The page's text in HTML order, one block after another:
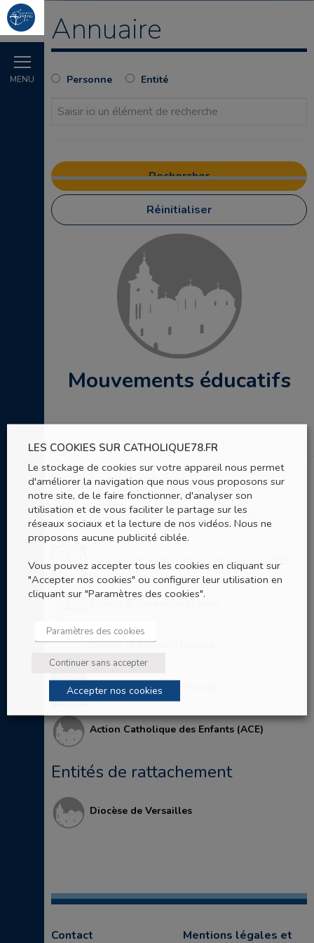
MENU
Annuaire
Personne Entité
Réinitialiser
Mouvements éducatifs
Entités rattachées
Jeunesse Ouvrière Chrétienne (JOC)
Mouvement Eucharistique des Jeunes (MEJ)
Guides et Scouts d'Europe
Scouts Unitaires de France
Action Catholique des Enfants (ACE)
Entités de rattachement
Diocèse de Versailles
Contact Mentions légales et
LES COOKIES SUR CATHOLIQUE78.FR
Le stockage de cookies sur votre appareil nous permet
d'améliorer la navigation que nous vous proposons sur
notre site, de le faire fonctionner, d'analyser son
utilisation et de vous faciliter le partage sur les
réseaux sociaux et la lecture de nos vidéos. Nous ne
proposons aucune publicité ciblée.
Vous pouvez accepter tous les cookies en cliquant sur
"Accepter nos cookies" ou configurer leur utilisation en
cliquant sur "Paramètres des cookies".
Paramètres des cookies
Continuer sans accepter
Accepter nos cookies